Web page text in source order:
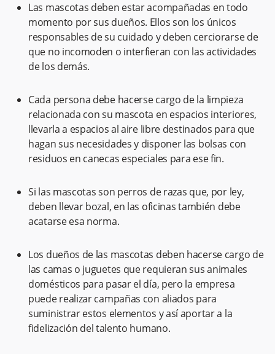
Las mascotas deben estar acompañadas en todo
momento por sus dueños. Ellos son los únicos
responsables de su cuidado y deben cerciorarse de
que no incomoden o interfieran con las actividades
de los demás.
Cada persona debe hacerse cargo de la limpieza
relacionada con su mascota en espacios interiores,
llevarla a espacios al aire libre destinados para que
hagan sus necesidades y disponer las bolsas con
residuos en canecas especiales para ese fin.
Si las mascotas son perros de razas que, por ley,
deben llevar bozal, en las oficinas también debe
acatarse esa norma.
Los dueños de las mascotas deben hacerse cargo de
las camas o juguetes que requieran sus animales
domésticos para pasar el día, pero la empresa
puede realizar campañas con aliados para
suministrar estos elementos y así aportar a la
fidelización del talento humano.